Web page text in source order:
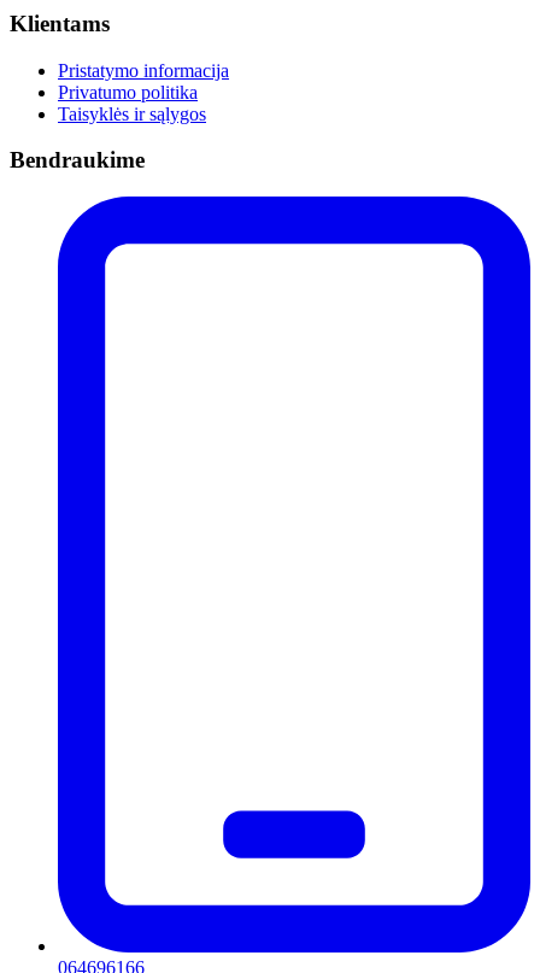
Klientams
Pristatymo informacija
Privatumo politika
Taisyklės ir sąlygos
Bendraukime
064696166